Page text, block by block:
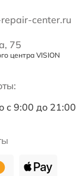
center.ru
75
центра VISION
с 9:00 до 21:00